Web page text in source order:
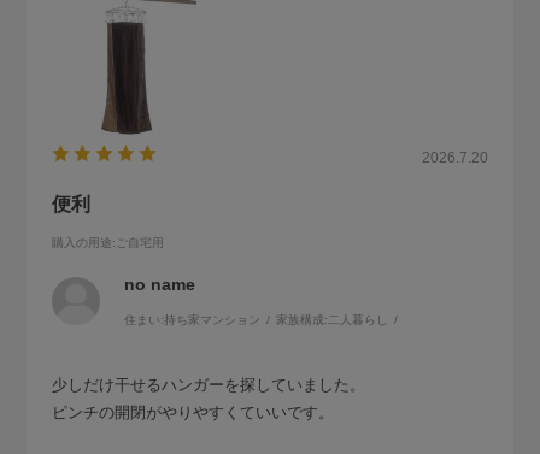
2026.7.20
便利
購入の用途:ご自宅用
no name
住まい:持ち家マンション 家族構成: 二人暮らし
少しだけ干せるハンガーを探していました。
ピンチの開閉がやりやすくていいです。